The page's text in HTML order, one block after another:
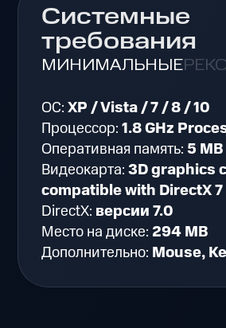
Системные
требования
МИНИМАЛЬНЫЕ
ОС:XP / Vista / 7 / 8 / 10
Процессор:1.8 GHz
Оперативная память:5
Видеокарта:3D graphics
compatible with DirectX 7
DirectX: версии 7.0
Место на диске: 294 MB
Дополнительно: Mouse,